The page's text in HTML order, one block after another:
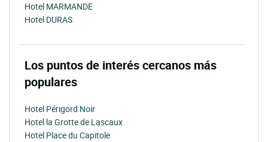
Hotel MARMANDE
Hotel DURAS
Los puntos de interés cercanos más
populares
Hotel Périgord Noir
Hotel la Grotte de Lascaux
Hotel Place du Capitole